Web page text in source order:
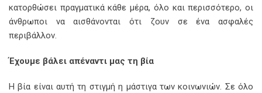
κατορθώσει πραγματικά κάθε μέρα, όλο και περισσότερο, οι
άνθρωποι να αισθάνονται ότι ζουν σε ένα ασφαλές
περιβάλλον.
Έχουμε βάλει απέναντι μας τη βία
Η βία είναι αυτή τη στιγμή η μάστιγα των κοινωνιών. Σε όλο